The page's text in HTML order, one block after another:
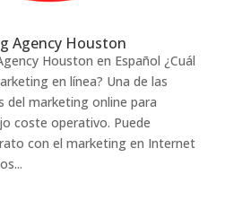
Agency Houston
Houston en Español ¿Cuál
en línea? Una de las
del marketing online para
coste operativo. Puede
con el marketing en Internet